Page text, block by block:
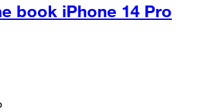
book iPhone 14 Pro